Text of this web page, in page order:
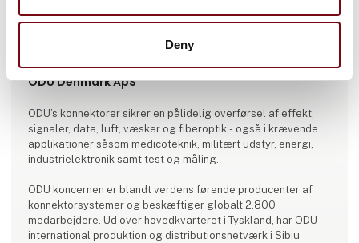
Deny
Produktet er tilføjet af:
ODU Denmark ApS
ODU’s konnektorer sikrer en pålidelig overførsel af effekt,
signaler, data, luft, væsker og fiberoptik - også i krævende
applikationer såsom medicoteknik, militært udstyr, energi,
industrielektronik samt test og måling.
ODU koncernen er blandt verdens førende producenter af
konnektorsystemer og beskæftiger globalt 2.800
medarbejdere. Ud over hovedkvarteret i Tyskland, har ODU
international produktion og distributionsnetværk i Sibiu